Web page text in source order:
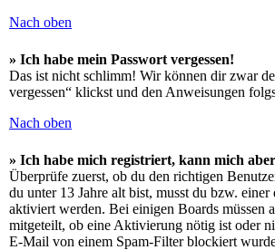
Nach oben
» Ich habe mein Passwort vergessen!
Das ist nicht schlimm! Wir können dir zwar
vergessen“ klickst und den Anweisungen
Nach oben
» Ich habe mich registriert, kann mich
Überprüfe zuerst, ob du den richtigen
du unter 13 Jahre alt bist, musst du bzw.
aktiviert werden. Bei einigen Boards müssen
mitgeteilt, ob eine Aktivierung nötig ist oder
E-Mail von einem Spam-Filter blockiert